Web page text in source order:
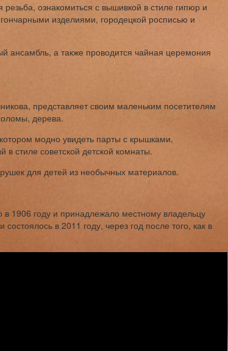
ознакомиться с вышивкой в стиле гипюр и
изделиями, городецкой росписью и
ансамбль, а также проводится чайная церемония
представляет своим маленьким посетителям
дерева.
модно увидеть парты с крышками,
стиле советской детской комнаты.
для детей из необычных материалов.
1906 году и принадлежало местному владельцу
в 2011 году, через год после того, как в